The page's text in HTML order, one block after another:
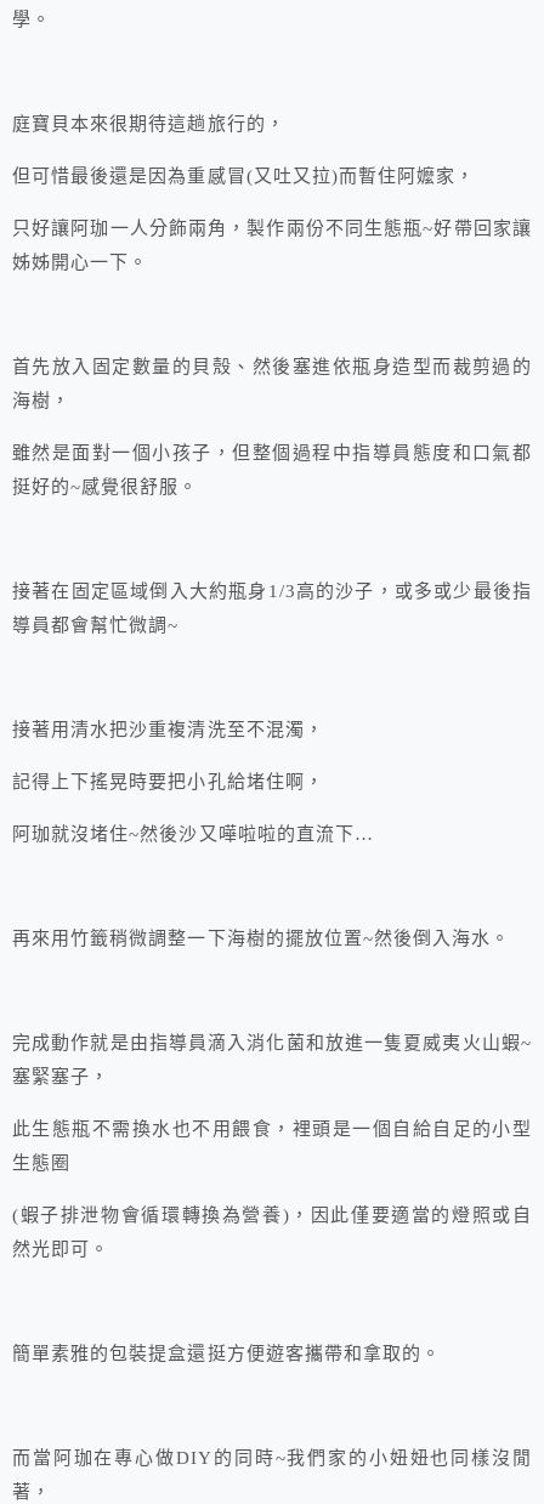
學。
庭寶貝本來很期待這趟旅行的，
但可惜最後還是因為重感冒(又吐又拉)而暫住阿嬤家，
只好讓阿珈一人分飾兩角，製作兩份不同生態瓶~好帶回家讓
姊姊開心一下。
首先放入固定數量的貝殼、然後塞進依瓶身造型而裁剪過的
海樹，
雖然是面對一個小孩子，但整個過程中指導員態度和口氣都
挺好的~感覺很舒服。
接著在固定區域倒入大約瓶身1/3高的沙子，或多或少最後指
導員都會幫忙微調~
接著用清水把沙重複清洗至不混濁，
記得上下搖晃時要把小孔給堵住啊，
阿珈就沒堵住~然後沙又嘩啦啦的直流下…
再來用竹籤稍微調整一下海樹的擺放位置~然後倒入海水。
完成動作就是由指導員滴入消化菌和放進一隻夏威夷火山蝦~
塞緊塞子，
此生態瓶不需換水也不用餵食，裡頭是一個自給自足的小型
生態圈
(蝦子排泄物會循環轉換為營養)，因此僅要適當的燈照或自
然光即可。
簡單素雅的包裝提盒還挺方便遊客攜帶和拿取的。
而當阿珈在專心做DIY的同時~我們家的小妞妞也同樣沒閒
著，